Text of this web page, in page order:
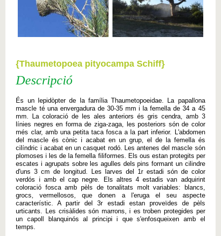
{Thaumetopoea pityocampa Schiff}
Descripció
És un lepidòpter de la família Thaumetopoeidae. La papallona
mascle té una envergadura de 30-35 mm i la femella de 34 a 45
mm. La coloració de les ales anteriors és gris cendra, amb 3
línies negres en forma de ziga-zaga, les posteriors són de color
més clar, amb una petita taca fosca a la part inferior. L'abdomen
del mascle és cònic i acabat en un grup, el de la femella és
cilíndric i acabat en un casquet rodó. Les antenes del mascle són
plomoses i les de la femella filiformes. Els ous estan protegits per
escates i agrupats sobre les agulles dels pins formant un cilindre
d'uns 3 cm de longitud. Les larves del 1r estadi són de color
verdós i amb el cap negre. Els altres 4 estadis van adquirint
coloració fosca amb pèls de tonalitats molt variables: blancs,
grocs, vermellosos, que donen a l'eruga el seu aspecte
característic. A partir del 3r estadi estan proveïdes de pèls
urticants. Les crisàlides són marrons, i es troben protegides per
un capoll blanquinós al principi i que s'enfosqueixen amb el
temps.